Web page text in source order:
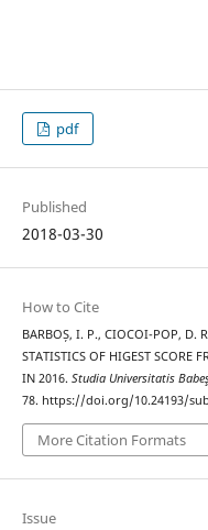
pdf
Published
2018-03-30
How to Cite
BARBOȘ, I. P., CIOCOI-POP, D.
STATISTICS OF HIGEST SCORE
IN 2016. Studia Universitatis
78. https://doi.org/10.24193/
More Citation Formats
Issue